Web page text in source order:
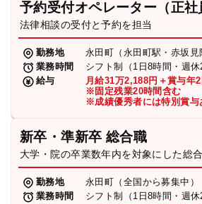
予約受付オペレーター（正社
法律相談の受付と予約を担当
勤務地
永田町（永田町駅・赤坂見
業務時間
シフト制（1日8時間・週休
給与
月給31万2,188円＋賞与年2
※固定残業20時間含む
※成績優秀者には特別賞与
新卒・準新卒 総合職
大学・院の卒業数年内を対象にした総
勤務地
永田町（全国から募集中）
業務時間
シフト制（1日8時間・週休